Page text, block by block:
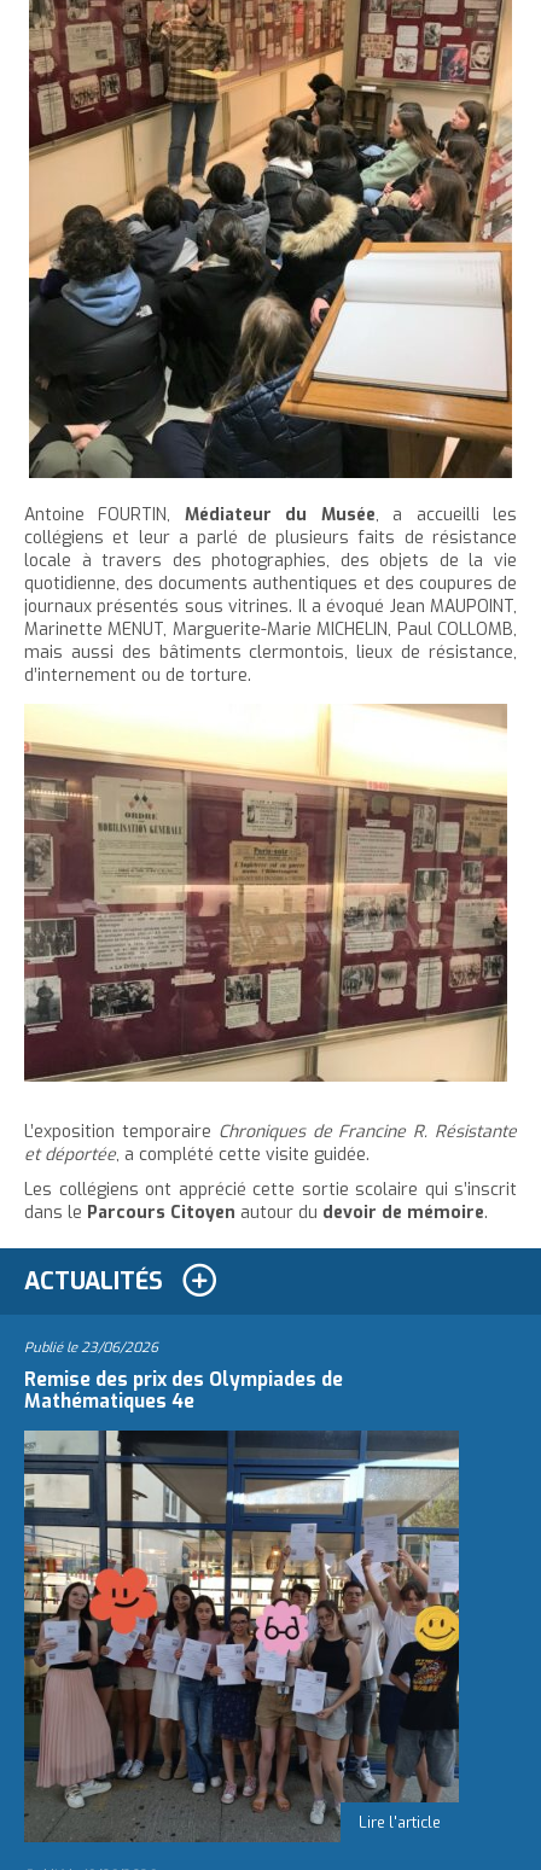
Antoine FOURTIN, Médiateur du Musée, a accueilli les
collégiens et leur a parlé de plusieurs faits de résistance
locale à travers des photographies, des objets de la vie
quotidienne, des documents authentiques et des coupures de
journaux présentés sous vitrines. Il a évoqué Jean MAUPOINT,
Marinette MENUT, Marguerite-Marie MICHELIN, Paul COLLOMB,
mais aussi des bâtiments clermontois, lieux de résistance,
d’internement ou de torture.
L’exposition temporaire Chroniques de Francine R. Résistante
et déportée, a complété cette visite guidée.
Les collégiens ont apprécié cette sortie scolaire qui s’inscrit
dans le Parcours Citoyen autour du devoir de mémoire.
ACTUALITÉS
Publié le23/06/2026
Remise des prix des Olympiades de
Mathématiques 4e